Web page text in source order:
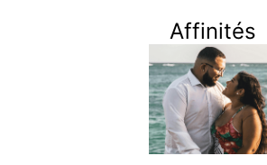
Affinités